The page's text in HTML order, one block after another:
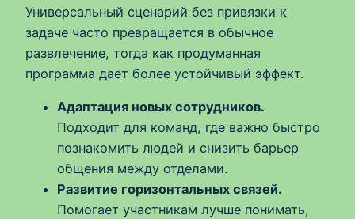
Универсальный сценарий без привязки к
задаче часто превращается в обычное
развлечение, тогда как продуманная
программа дает более устойчивый эффект.
Адаптация новых сотрудников.
Подходит для команд, где важно быстро
познакомить людей и снизить барьер
общения между отделами.
Развитие горизонтальных связей.
Помогает участникам лучше понимать,